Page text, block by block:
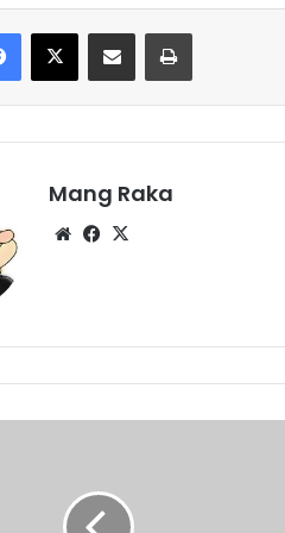
Facebook
X Share via Email Print
Mang Raka
WebsiteFacebook